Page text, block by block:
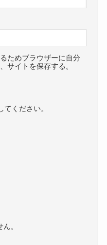
ためブラウザーに自分
サイトを保存する。
ください。
。